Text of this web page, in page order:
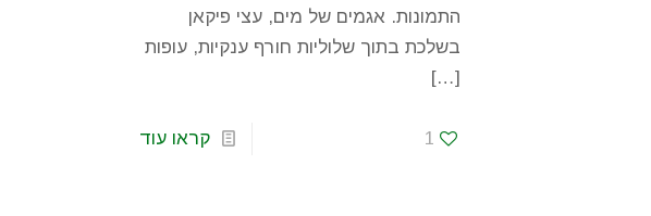
התמונות. אגמים של מים, עצי פיקאן
בשלכת בתוך שלוליות חורף ענקיות, עופות
[…]
1 קראו עוד